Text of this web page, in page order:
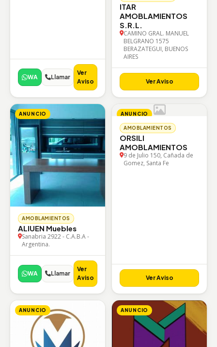
WA Llamar
Ver
Aviso
ITAR
AMOBLAMIENTOS
S.R.L.
CAMINO GRAL. MANUEL
BELGRANO 1575
BERAZATEGUI, BUENOS
AIRES
Ver Aviso
ANUNCIO
AMOBLAMIENTOS
ALIUEN Muebles
Sanabria 2922 - C.A.B.A -
Argentina.
WA Llamar
Ver
Aviso
ANUNCIO
AMOBLAMIENTOS
ORSILI
AMOBLAMIENTOS
9 de Julio 150, Cañada de
Gomez, Santa Fe
Ver Aviso
ANUNCIO ANUNCIO